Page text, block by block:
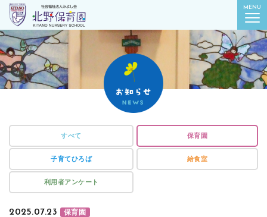
MENU
社会福祉法人みよし会
すべて 保育園
子育てひろば 給食室
利用者アンケート
2025.07.23 保育園